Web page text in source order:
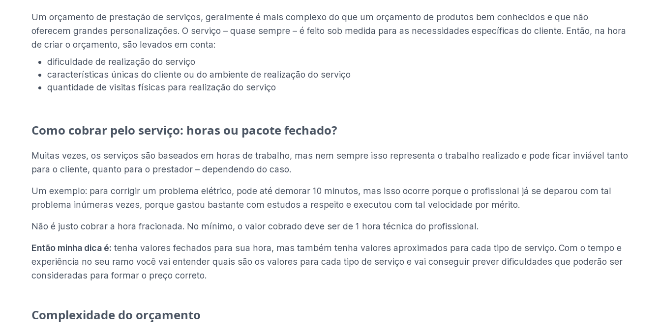
Um orçamento de prestação de serviços, geralmente é mais complexo do que um orçamento de produtos bem conhecidos e que não
oferecem grandes personalizações. O serviço – quase sempre – é feito sob medida para as necessidades específicas do cliente. Então, na hora
de criar o orçamento, são levados em conta:
dificuldade de realização do serviço
características únicas do cliente ou do ambiente de realização do serviço
quantidade de visitas físicas para realização do serviço
Como cobrar pelo serviço: horas ou pacote fechado?
Muitas vezes, os serviços são baseados em horas de trabalho, mas nem sempre isso representa o trabalho realizado e pode ficar inviável tanto
para o cliente, quanto para o prestador – dependendo do caso.
Um exemplo: para corrigir um problema elétrico, pode até demorar 10 minutos, mas isso ocorre porque o profissional já se deparou com tal
problema inúmeras vezes, porque gastou bastante com estudos a respeito e executou com tal velocidade por mérito.
Não é justo cobrar a hora fracionada. No mínimo, o valor cobrado deve ser de 1 hora técnica do profissional.
Então minha dica é: tenha valores fechados para sua hora, mas também tenha valores aproximados para cada tipo de serviço. Com o tempo e
experiência no seu ramo você vai entender quais são os valores para cada tipo de serviço e vai conseguir prever dificuldades que poderão ser
consideradas para formar o preço correto.
Complexidade do orçamento